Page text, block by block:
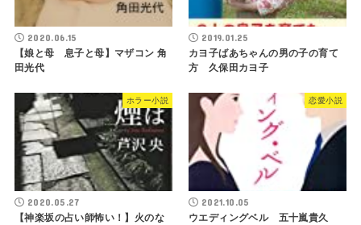
2020.06.15
【娘と母 息子と母】マザコン 角
田光代
2019.01.25
カヨ子ばあちゃんの男の子の育て
方 久保田カヨ子
ホラー小説
2020.05.27
【神楽坂の占い師怖い！】火のな
恋愛小説
2021.10.05
ウエディングベル 五十嵐貴久